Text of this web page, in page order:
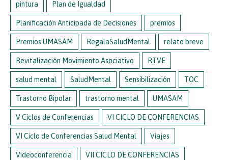
pintura Plan de Igualdad
Planificación Anticipada de Decisiones premios
Premios UMASAM RegalaSaludMental relato breve
Revitalización Movimiento Asociativo RTVE
salud mental SaludMental Sensibilización TOC
Trastorno Bipolar trastorno mental UMASAM
V Ciclos de Conferencias VI CICLO DE CONFERENCIAS
VI Ciclo de Conferencias Salud Mental Viajes
Videoconferencia VII CICLO DE CONFERENCIAS